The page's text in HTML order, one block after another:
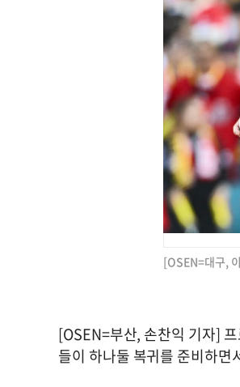
[OSEN=대구,
[OSEN=부산, 손찬익 기자]
들이 하나둘 복귀를 준비하면